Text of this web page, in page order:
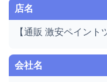
店名
【通販 激安ペイント
会社名